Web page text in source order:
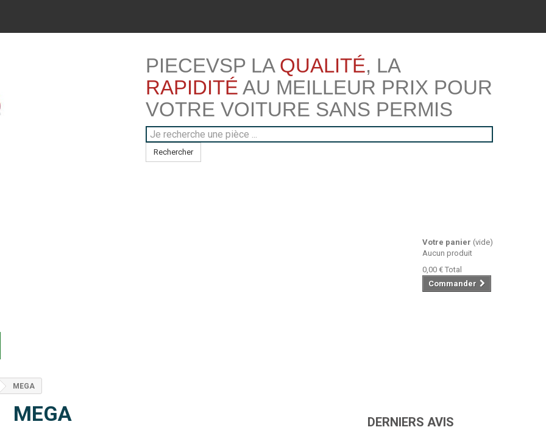
PIECEVSP LA QUALITÉ, LA
RAPIDITÉ AU MEILLEUR PRIX POUR
VOTRE VOITURE SANS PERMIS
Rechercher
Votre panier (vide)
Aucun produit
0,00 € Total
Commander
MEGA
MEGA DERNIERS AVIS